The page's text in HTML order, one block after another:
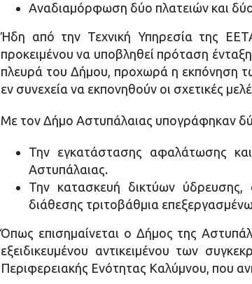
Αναδιαμόρφωση δύο πλατειών και
Ήδη από την Τεχνική Υπηρεσία της
προκειμένου να υποβληθεί πρόταση
πλευρά του Δήμου, προχωρά η εκπόνηση
εν συνεχεία να εκπονηθούν οι σχετικές
Με τον Δήμο Αστυπάλαιας υπογράφηκαν
Την εγκατάστασης αφαλάτωσης
Αστυπάλαιας.
Την κατασκευή δικτύων ύδρευσης,
διάθεσης τριτοβάθμια
Όπως επισημαίνεται ο Δήμος της
εξειδικευμένου αντικειμένου των
Περιφερειακής Ενότητας Καλύμνου, που